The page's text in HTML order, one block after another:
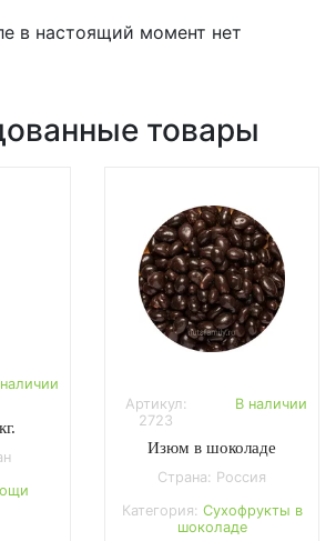
в настоящий момент нет
товары
Артикул:
2723
В наличии
Изюм в шоколаде
Страна: Россия
Категория: Сухофрукты в
шоколаде